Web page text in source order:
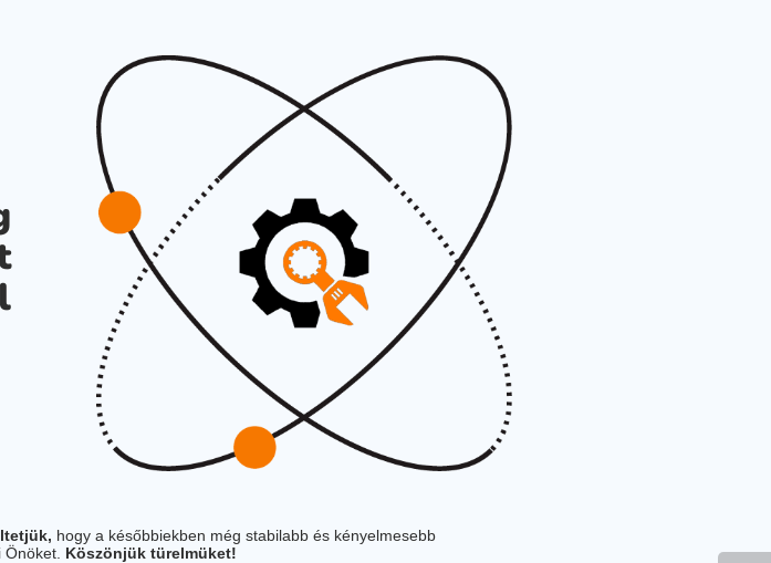
hogy a későbbiekben még stabilabb és kényelmesebb
Köszönjük türelmüket!